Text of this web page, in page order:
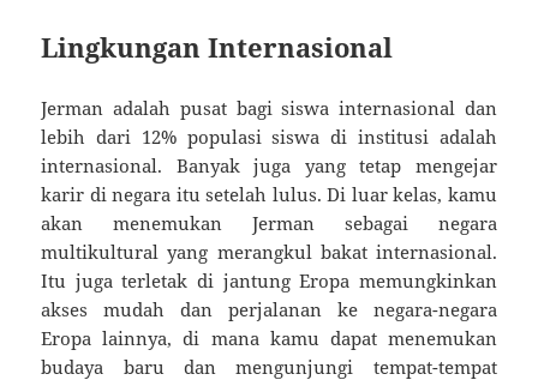
Lingkungan Internasional
Jerman adalah pusat bagi siswa internasional dan
lebih dari 12% populasi siswa di institusi adalah
internasional. Banyak juga yang tetap mengejar
karir di negara itu setelah lulus. Di luar kelas, kamu
akan menemukan Jerman sebagai negara
multikultural yang merangkul bakat internasional.
Itu juga terletak di jantung Eropa memungkinkan
akses mudah dan perjalanan ke negara-negara
Eropa lainnya, di mana kamu dapat menemukan
budaya baru dan mengunjungi tempat-tempat